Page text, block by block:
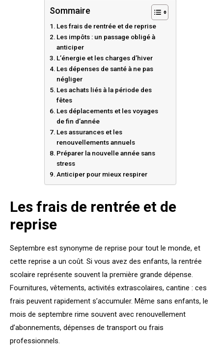
Sommaire
Les frais de rentrée et de reprise
Les impôts : un passage obligé à
anticiper
L’énergie et les charges d’hiver
Les dépenses de santé à ne pas
négliger
Les achats liés à la période des
fêtes
Les déplacements et les voyages
de fin d’année
Les assurances et les
renouvellements annuels
Préparer la nouvelle année sans
stress
Anticiper pour mieux respirer
Les frais de rentrée et de
reprise
Septembre est synonyme de reprise pour tout le monde, et
cette reprise a un coût. Si vous avez des enfants, la rentrée
scolaire représente souvent la première grande dépense.
Fournitures, vêtements, activités extrascolaires, cantine : ces
frais peuvent rapidement s’accumuler. Même sans enfants, le
mois de septembre rime souvent avec renouvellement
d’abonnements, dépenses de transport ou frais
professionnels.